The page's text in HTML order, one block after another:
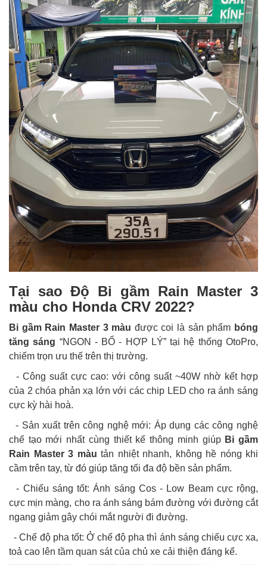
Tại sao Độ Bi gầm Rain Master 3
màu cho Honda CRV 2022?
Bi gầm Rain Master 3 màu được coi là sản phẩm bóng
tăng sáng “NGON - BỔ - HỢP LÝ” tại hệ thống OtoPro,
chiếm trọn ưu thế trên thị trường.
- Công suất cực cao: với công suất ~40W nhờ kết hợp
của 2 chóa phản xạ lớn với các chip LED cho ra ánh sáng
cực kỳ hài hoà.
- Sản xuất trên công nghệ mới: Áp dụng các công nghệ
chế tạo mới nhất cùng thiết kế thông minh giúp Bi gầm
Rain Master 3 màu tản nhiệt nhanh, không hề nóng khi
cầm trên tay, từ đó giúp tăng tối đa độ bền sản phẩm.
- Chiếu sáng tốt: Ánh sáng Cos - Low Beam cực rộng,
cực mịn màng, cho ra ánh sáng bám đường với đường cắt
ngang giảm gây chói mắt người đi đường.
- Chế độ pha tốt: Ở chế độ pha thì ánh sáng chiếu cực xa,
toả cao lên tầm quan sát của chủ xe cải thiện đáng kể.